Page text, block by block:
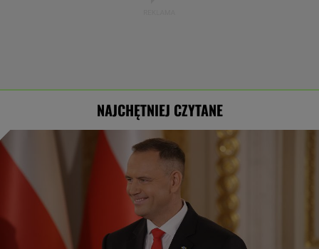
NAJCHĘTNIEJ CZYTANE